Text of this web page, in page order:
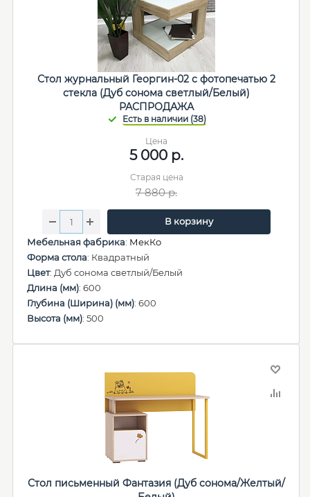
Стол журнальный Георгин-02 с фотопечатью 2
стекла (Дуб сонома светлый/Белый)
РАСПРОДАЖА
Цена
5 000 р.
Старая цена
7 880р.
В корзину
Мебельная фабрика: МекКо
Форма стола: Квадратный
Цвет: Дуб сонома светлый/Белый
Длина (мм): 600
Глубина (Ширина) (мм): 600
Высота (мм): 500
Стол письменный Фантазия (Дуб сонома/Желтый/